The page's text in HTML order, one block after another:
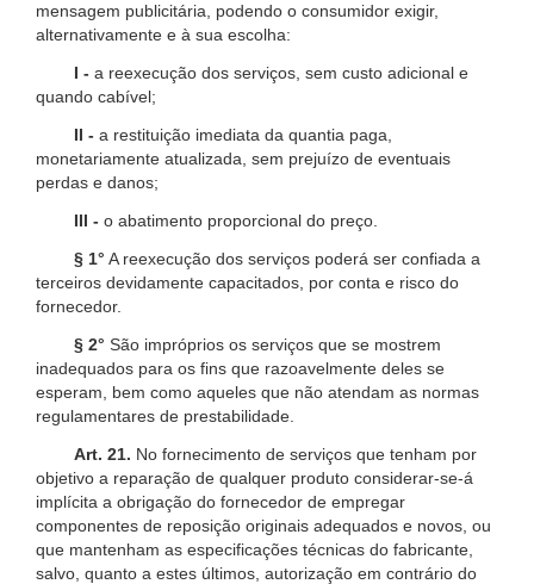
mensagem publicitária, podendo o consumidor exigir,
alternativamente e à sua escolha:
I - a reexecução dos serviços, sem custo adicional e
quando cabível;
II - a restituição imediata da quantia paga,
monetariamente atualizada, sem prejuízo de eventuais
perdas e danos;
III - o abatimento proporcional do preço.
§ 1° A reexecução dos serviços poderá ser confiada a
terceiros devidamente capacitados, por conta e risco do
fornecedor.
§ 2° São impróprios os serviços que se mostrem
inadequados para os fins que razoavelmente deles se
esperam, bem como aqueles que não atendam as normas
regulamentares de prestabilidade.
Art. 21. No fornecimento de serviços que tenham por
objetivo a reparação de qualquer produto considerar-se-á
implícita a obrigação do fornecedor de empregar
componentes de reposição originais adequados e novos, ou
que mantenham as especificações técnicas do fabricante,
salvo, quanto a estes últimos, autorização em contrário do